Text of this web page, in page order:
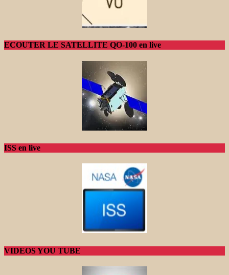
ECOUTER LE SATELLITE QO-100 en live
ISS en live
VIDEOS YOU TUBE